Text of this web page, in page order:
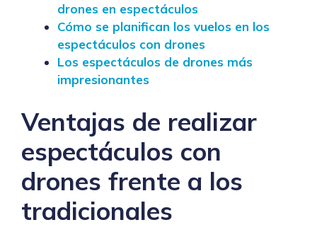
drones en espectáculos
Cómo se planifican los vuelos en los
espectáculos con drones
Los espectáculos de drones más
impresionantes
Ventajas de realizar
espectáculos con
drones frente a los
tradicionales